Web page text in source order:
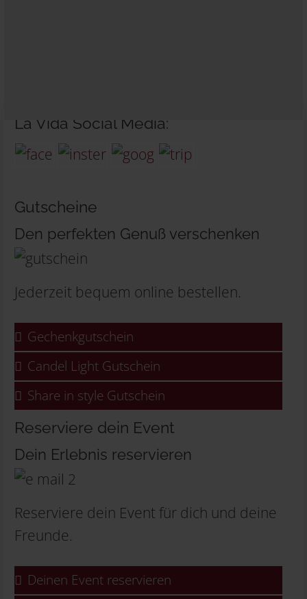
La Vida Social Media:
Gutscheine
Den perfekten Genuß verschenken
Jederzeit bequem online bestellen.
Gechenkgutschein
Candel Light Gutschein
Share in style Gutschein
Reserviere dein Event
Dein Erlebnis reservieren
Reserviere dein Event für dich und deine
Freunde.
Deinen Event reservieren